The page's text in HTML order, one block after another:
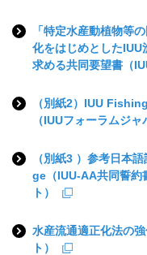
「特定水産動植物等
化をはじめとしたIUU
求める共同要望書（
（別紙2）IUU
（IUUフォーラムジャ
（別紙3 ）参考日本
ge（IUU-AA共同誓約
ト）
水産流通適正化法の
ト）